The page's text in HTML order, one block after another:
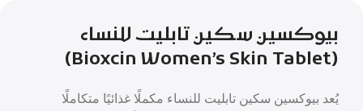
بيوكسين سكين تابليت للنساء
(Bioxcin Women’s Skin Tablet)
يُعد بيوكسين سكين تابليت للنساء مكملًا غذائيًا متكاملًا